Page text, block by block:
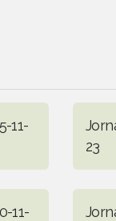
11-
23
11-